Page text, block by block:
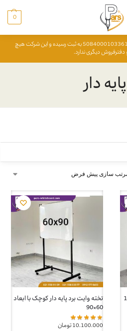
0
محصولات وایت برد پارس به شماره 50840001033615 به ثبت رسیده و این شرکت هیچ
دفترفروش دیگری ندارد.
دار
تخته وایت برد پایه دار کوچک با ابعاد
60×90
10.100.000تومان